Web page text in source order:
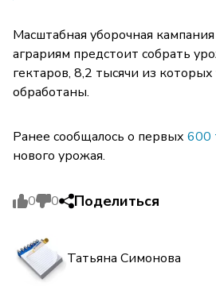
Масштабная уборочная
аграриям предстоит собрать
гектаров, 8,2 тысячи из
обработаны.
Ранее сообщалось о первых 600
нового урожая.
0 0 Поделиться
Татьяна Симонова